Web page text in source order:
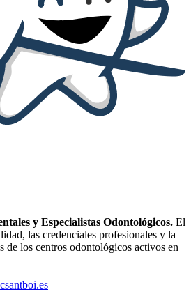
y Especialistas Odontológicos. El
las credenciales profesionales y la
de los centros odontológicos activos en